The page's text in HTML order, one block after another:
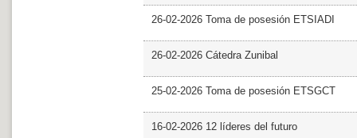
26-02-2026 Toma de posesión ETSIADI
26-02-2026 Cátedra Zunibal
25-02-2026 Toma de posesión ETSGCT
16-02-2026 12 líderes del futuro